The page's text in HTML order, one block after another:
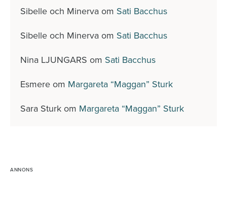
Sibelle och Minerva om Sati Bacchus
Sibelle och Minerva om Sati Bacchus
Nina LJUNGARS om Sati Bacchus
Esmere om Margareta “Maggan” Sturk
Sara Sturk om Margareta “Maggan” Sturk